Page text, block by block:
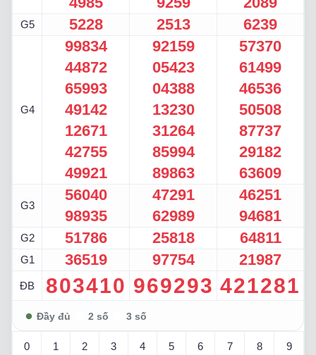
G5 5228 2513 6239
G4
99834
44872
65993
49142
12671
42755
49921
92159
05423
04388
13230
31264
85994
89863
57370
61499
46536
50508
87737
29182
63609
G3
56040
98935
47291
62989
46251
94681
G2 51786 25818 64811
G1 36519 97754 21987
ĐB 803410 969293 421281
0 1 2 3 4 5 6 7 8 9